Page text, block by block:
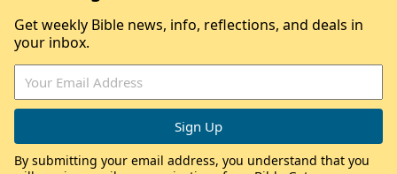
Get weekly Bible news, info, reflections, and deals in
your inbox.
By submitting your email address, you understand that you